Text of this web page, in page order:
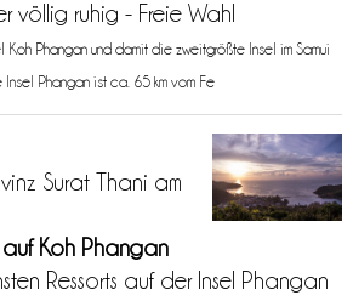
völlig ruhig - Freie Wahl
Koh Phangan und damit die zweitgrößte Insel im Samui
Phangan ist ca. 65 km vom Fe
Surat Thani am
auf Koh Phangan
Ressorts auf der Insel Phangan